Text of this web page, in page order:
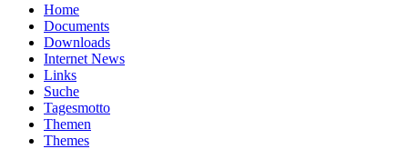
Home
Documents
Downloads
Internet News
Links
Suche
Tagesmotto
Themen
Themes